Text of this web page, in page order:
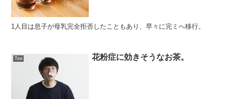
1人目は息子が母乳完全拒否したこともあり、早々に完ミへ移行。
Tea 花粉症に効きそうなお茶。